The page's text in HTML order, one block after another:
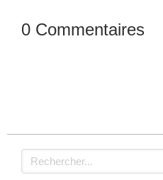
0 Commentaires
Rechercher